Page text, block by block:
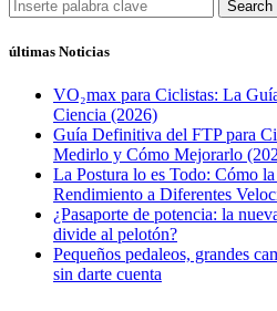
Search
últimas Noticias
VO₂max para Ciclistas: La
Ciencia (2026)
Guía Definitiva del FTP para
Medirlo y Cómo Mejorarlo
La Postura lo es Todo: Cómo
Rendimiento a Diferentes
¿Pasaporte de potencia: la
divide al pelotón?
Pequeños pedaleos, grandes
sin darte cuenta